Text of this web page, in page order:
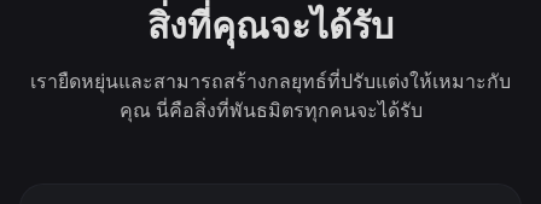
สิ่งที่คุณจะได้รับ
เรายืดหยุ่นและสามารถสร้างกลยุทธ์ที่ปรับแต่งให้เหมาะกับ
คุณ นี่คือสิ่งที่พันธมิตรทุกคนจะได้รับ